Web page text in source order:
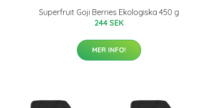
Superfruit Goji Berries Ekologiska 450 g
244 SEK
MER INFO!